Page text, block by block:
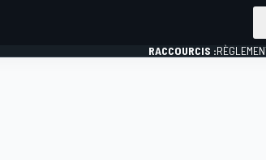
RACCOURCIS :